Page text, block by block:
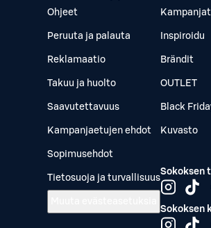
Ohjeet
Peruuta ja palauta
Reklamaatio
Takuu ja huolto
Saavutettavuus
Kampanjaetujen ehdot
Sopimusehdot
Tietosuoja ja turvallisuus
Kampanjat
Inspiroidu
Brändit
OUTLET
Black
Kuvasto
Sokoksen
Sokoksen